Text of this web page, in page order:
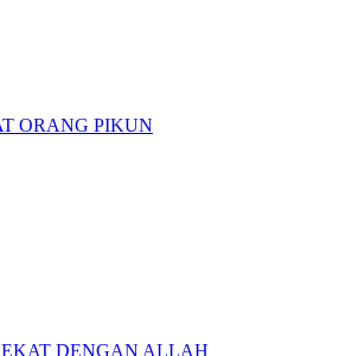
ORANG PIKUN
DENGAN ALLAH